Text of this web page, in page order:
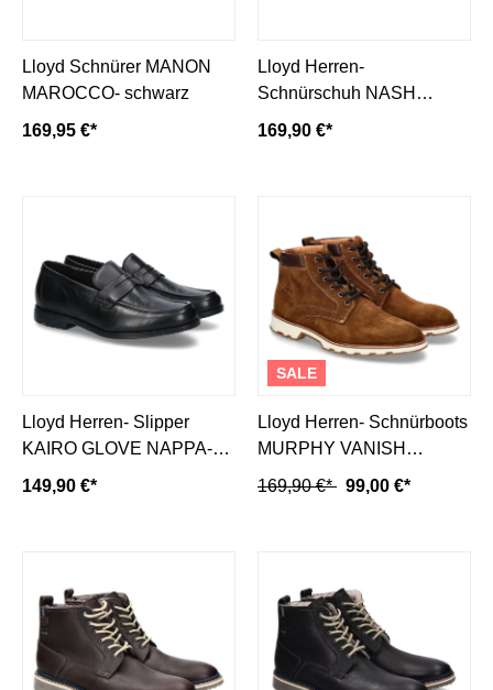
Lloyd Schnürer MANON
MAROCCO- schwarz
169,95 €*
Lloyd Herren-
Schnürschuh NASH
BALSAR TAMP.- schwarz
169,90 €*
Lloyd Herren- Slipper
KAIRO GLOVE NAPPA-
black/schwarz
149,90 €*
SALE
Lloyd Herren- Schnürboots
MURPHY VANISH
SUEDE LAND/EBONY
169,90 €* 99,00 €*